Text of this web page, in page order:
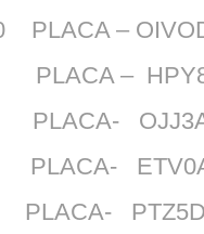
PLACA –
PLACA –